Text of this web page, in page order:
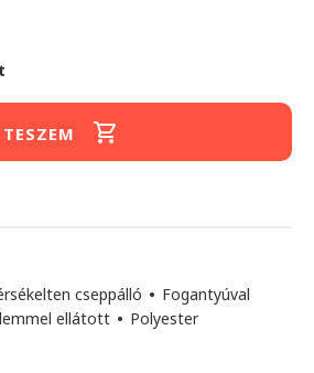
cseppálló • Fogantyúval
ellátott • Polyester